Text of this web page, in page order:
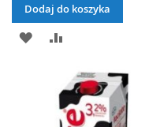
Dodaj do koszyka
DODAJ
LISTY
ŻYCZEŃ